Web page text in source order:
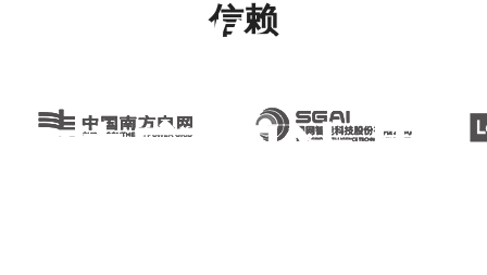
信赖
全域作业 突
破应用边界